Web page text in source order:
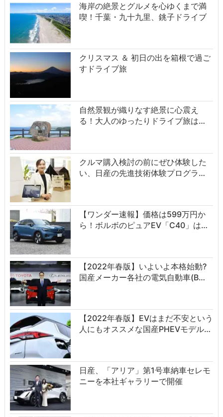
海岸の絶景とグルメを心ゆくまで満
喫！千葉・九十九里、銚子ドライブ
クリスマス ＆ 初日の出を箱根で過ご
すドライブ旅
自然景観が織りなす絶景に心震え
る！大人のゆったりドライブ旅は…
クルマ購入検討の前にぜひ体験した
い、日産の先進技術体験プログラ…
【ワンダー速報】価格は599万円か
ら！ボルボのピュアEV「C40」は…
【2022年春版】いよいよ本格始動?
国産メーカー各社の電気自動車(B…
【2022年春版】EVはまだ不安という
人にもオススメな国産PHEVモデル…
日産、「アリア」第1号車納車セレモ
ニーを本社ギャラリーで開催